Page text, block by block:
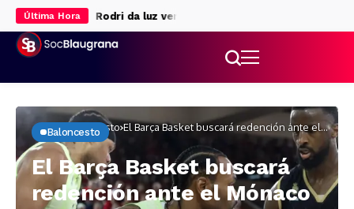
Última Hora
Álvarez Rodri da luz verde al Barça
Inicio Baloncesto El Barça Basket buscará redención ante el
Baloncesto
El Barça Basket buscará
redención ante el Mónaco